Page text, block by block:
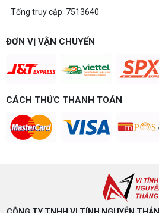
Tổng truy cập: 7513640
ĐƠN VỊ VẬN CHUYỂN
CÁCH THỨC THANH TOÁN